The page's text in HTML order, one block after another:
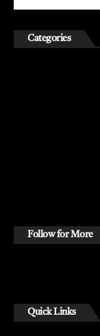
Categories
Follow for More
Quick Links